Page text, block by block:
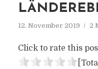
12. November 2019 2
Click to rate this